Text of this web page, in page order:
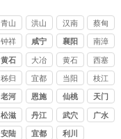
青山 洪山 汉南 蔡甸
钟祥 咸宁 襄阳 南漳
黄石 大冶
黄石
港
西塞
山
秭归 宜都 当阳 枝江
老河
口
恩施 仙桃 天门
松滋
丹江
口
武穴 广水
安陆 宜都 利川